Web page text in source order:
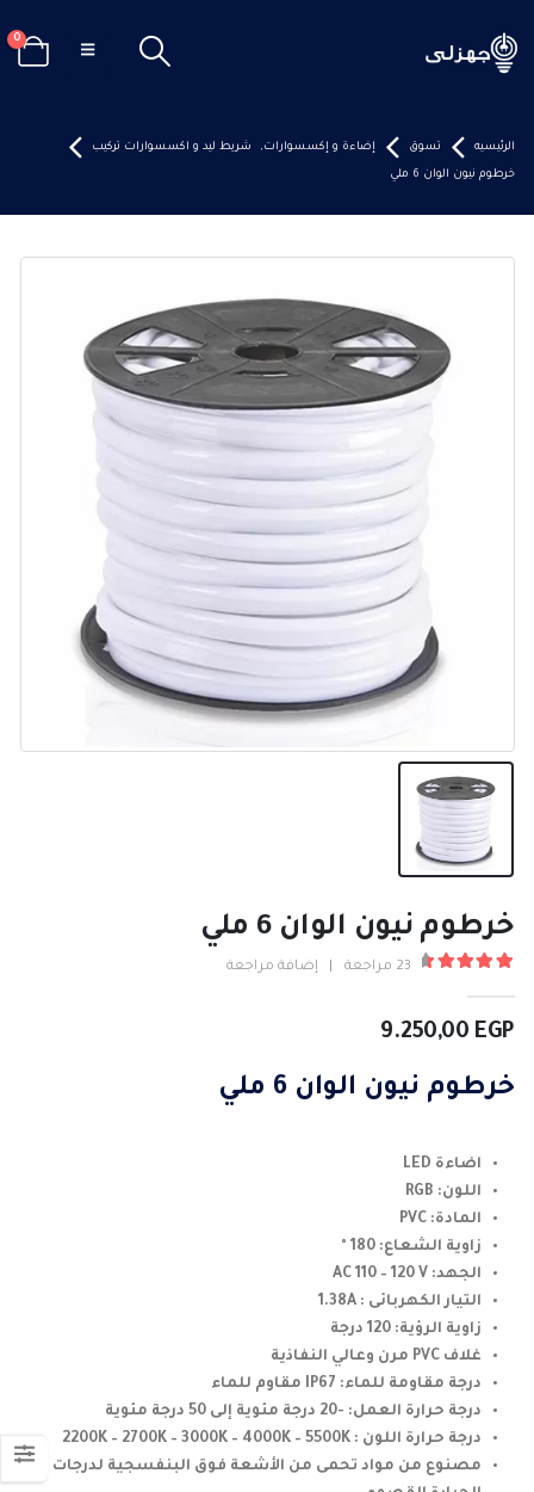
0
الرئيسيه تسوق إضاءة و إكسسوارات, شريط ليد و اكسسوارات تركيب
خرطوم نيون الوان 6 ملي
خرطوم نيون الوان 6 ملي
23 مراجعة إضافة مراجعة
9.250,00 EGP
خرطوم نيون الوان 6 ملي
اضاءة LED
اللون: RGB
المادة: PVC
زاوية الشعاع: 180 °
الجهد: AC 110 – 120 V
التيار الكهربائى : 1.38A
زاوية الرؤية: 120 درجة
غلاف PVC مرن وعالي النفاذية
درجة مقاومة للماء: IP67 مقاوم للماء
درجة حرارة العمل: -20 درجة مئوية إلى 50 درجة مئوية
درجة حرارة اللون : 2200K – 2700K – 3000K – 4000K – 5500K
مصنوع من مواد تحمى من الأشعة فوق البنفسجية لدرجات